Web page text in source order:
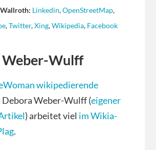
Linkedin,OpenStreetMap,
,Twitter,Xing,Wikipedia, Facebook
Weber-Wulff
wikipedierende
Debora Weber-Wulff (eigener
) arbeitet viel im Wikia-
.